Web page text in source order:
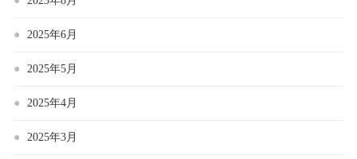
2025年6月
2025年5月
2025年4月
2025年3月